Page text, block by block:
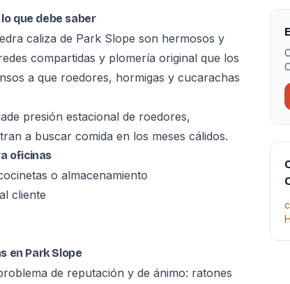
que debe saber
caliza de Park Slope son hermosos y
compartidas y plomería original que los
a que roedores, hormigas y cucarachas
presión estacional de roedores,
a buscar comida en los meses cálidos.
oficinas
o almacenamiento
cliente
en Park Slope
de reputación y de ánimo: ratones